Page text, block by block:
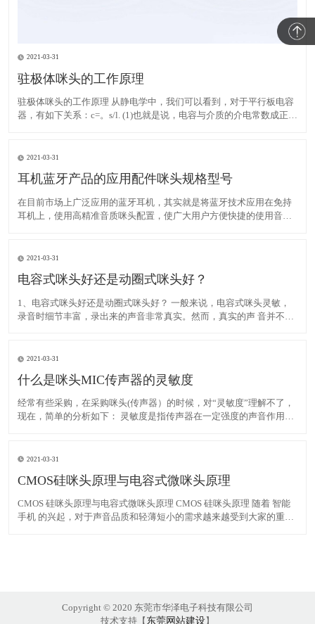
2021-03-31
驻极体咪头的工作原理
驻极体咪头的工作原理 从静电学中，我们可以看到，对于平行板电容
器，有如下关系：c=。s/l. (1)也就是说，电容与介质的介电常数成正
压，其关系如下：C=Q/V. (2)对于驻极体
2021-03-31
耳机蓝牙产品的应用配件咪头规格型号
在目前市场上广泛应用的蓝牙耳机，其实就是将蓝牙技术应用在免持
耳机上，使用高精准音质咪头配置，使广大用户方便快捷的使用音频
种低成本大容量的短距离无线通信。生产开发的咪头，广泛应
2021-03-31
电容式咪头好还是动圈式咪头好？
1、电容式咪头好还是动圈式咪头好？ 一般来说，电容式咪头灵敏，
录音时细节丰富，录出来的声音非常真实。然而，真实的声 音并不一
经过录音棚里处理出来的声音好听 。所以要假唱，免得坏
2021-03-31
什么是咪头MIC传声器的灵敏度
经常有些采购，在采购咪头(传声器）的时候，对“灵敏度”理解不了，
现在，简单的分析如下： 灵敏度是指传声器在一定强度的声音作用下
用下传声器能输出多高的电压来表示灵敏度
2021-03-31
CMOS硅咪头原理与电容式微咪头原理
CMOS 硅咪头原理与电容式微咪头原理 CMOS 硅咪头原理 随着 智能
手机 的兴起，对于声音品质和轻薄短小的需求越来越受到大家的重
Copyright © 2020 东莞市华泽电子科技有限公司
技术支持【 东莞网站建设】